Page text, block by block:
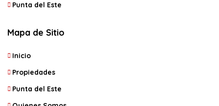
Punta del Este
Mapa de Sitio
Inicio
Propiedades
Punta del Este